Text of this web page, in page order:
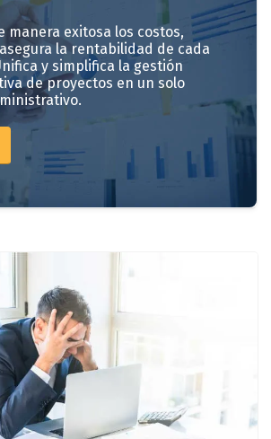
manera exitosa los costos,
la rentabilidad de cada
y simplifica la gestión
de proyectos en un solo